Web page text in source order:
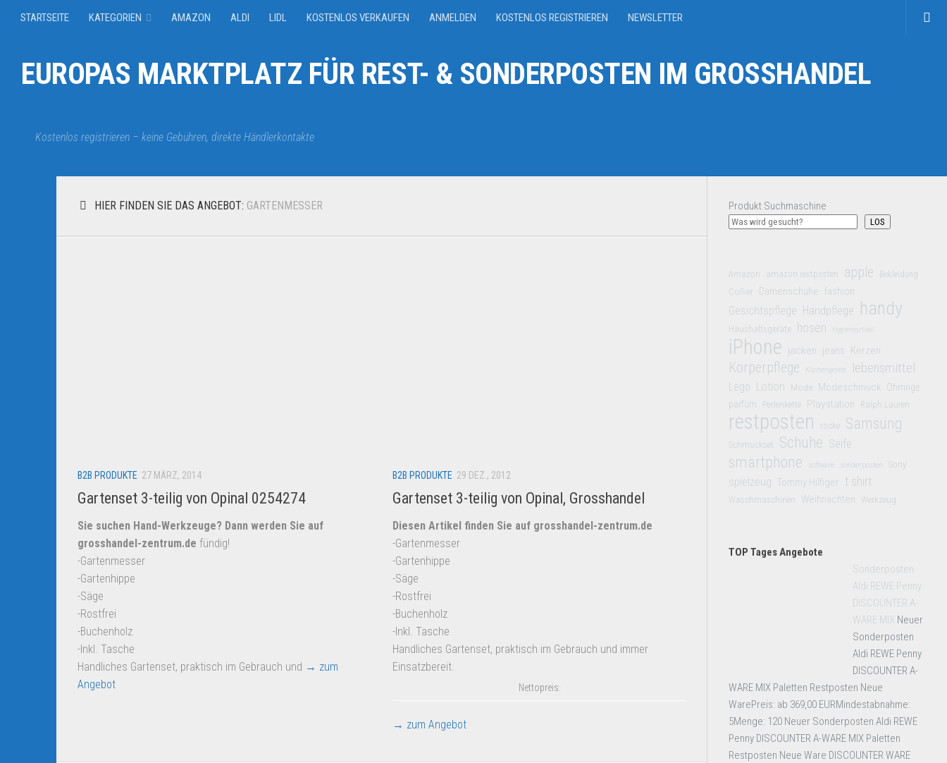
STARTSEITE KATEGORIEN AMAZON ALDI LIDL KOSTENLOS VERKAUFEN ANMELDEN KOSTENLOS REGISTRIEREN NEWSLETTER
EUROPAS MARKTPLATZ FÜR REST- & SONDERPOSTEN IM GROSSHANDEL
Kostenlos registrieren – keine Gebühren, direkte Händlerkontakte
HIER FINDEN SIE DAS ANGEBOT: GARTENMESSER
B2B PRODUKTE 27 MÄRZ, 2014
Gartenset 3-teilig von Opinal 0254274
Sie suchen Hand-Werkzeuge? Dann werden Sie auf
grosshandel-zentrum.de fündig!
-Gartenmesser
-Gartenhippe
-Säge
-Rostfrei
-Buchenholz
-Inkl. Tasche
Handliches Gartenset, praktisch im Gebrauch und → zum
Angebot
B2B PRODUKTE 29 DEZ., 2012
Gartenset 3-teilig von Opinal, Grosshandel
Diesen Artikel finden Sie auf grosshandel-zentrum.de
-Gartenmesser
-Gartenhippe
-Säge
-Rostfrei
-Buchenholz
-Inkl. Tasche
Handliches Gartenset, praktisch im Gebrauch und immer
Einsatzbereit.
Nettopreis:
→ zum Angebot
Produkt Suchmaschine
LOS
Amazon amazon restposten apple Bekleidung
Collier Damenschuhe fashion
Gesichtspflege Handpflege handy
Haushaltsgeräte hosen Hygieneartikel
iPhone jacken jeans Kerzen
Körperpflege Küchengeräte lebensmittel
Lego Lotion Mode Modeschmuck Ohrringe
parfüm
Perlenkette Playstation Ralph Lauren
restposten röcke Samsung
Schmuckset Schuhe Seife
smartphone software sonderposten Sony
spielzeug Tommy Hilfiger t shirt
Waschmaschinen Weihnachten Werkzeug
TOP Tages Angebote
Sonderposten
Aldi REWE Penny
DISCOUNTER A-
WARE MIX Neuer
Sonderposten
Aldi REWE Penny
DISCOUNTER A-
WARE MIX Paletten Restposten Neue
WarePreis: ab 369,00 EURMindestabnahme:
5Menge: 120 Neuer Sonderposten Aldi REWE
Penny DISCOUNTER A-WARE MIX Paletten
Restposten Neue Ware DISCOUNTER WARE